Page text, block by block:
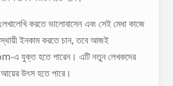
করতে ভালোবাসেন এবং সেই মেধা কাজে
স্থায়ী ইনকাম করতে চান, তবে আজই
যুক্ত হতে পারেন। এটি নতুন লেখকদের
উৎস হতে পারে।